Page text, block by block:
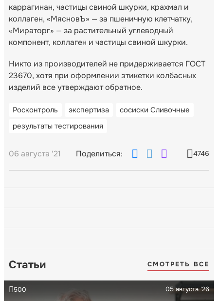
каррагинан, частицы свиной шкурки, крахмал и
коллаген, «МясновЪ» — за пшеничную клетчатку,
«Мираторг» — за растительный углеводный
компонент, коллаген и частицы свиной шкурки.
Никто из производителей не придерживается ГОСТ
23670, хотя при оформлении этикетки колбасных
изделий все утверждают обратное.
Росконтроль экспертиза
сосиски Сливочные
результаты тестирования
06 августа '21 Поделиться: 4746
Статьи СМОТРЕТЬ ВСЕ
05 августа '26
500